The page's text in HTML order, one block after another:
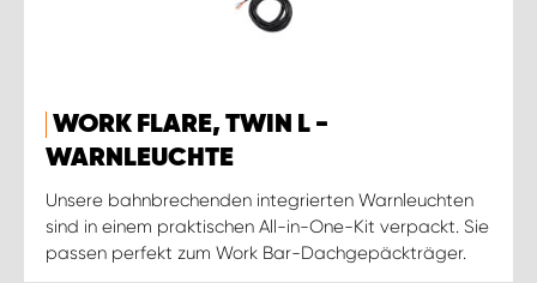
WORK FLARE, TWIN L -
WARNLEUCHTE
Unsere bahnbrechenden integrierten Warnleuchten
sind in einem praktischen All-in-One-Kit verpackt. Sie
passen perfekt zum Work Bar-Dachgepäckträger.